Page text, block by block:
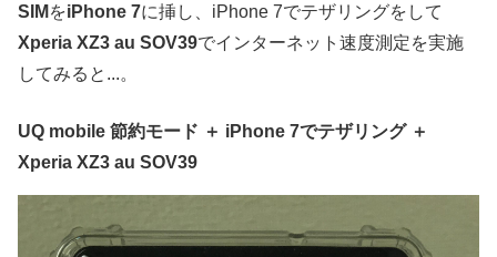
SIM をiPhone 7に挿し、iPhone 7でテザリングをして
Xperia XZ3 au SOV39でインターネット速度測定を実施
してみると...。
UQ mobile 節約モード ＋ iPhone 7でテザリング ＋
Xperia XZ3 au SOV39